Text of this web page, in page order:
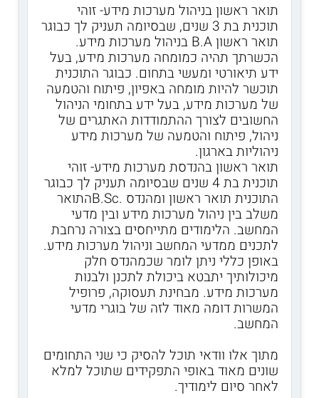
תואר ראשון בניהול מערכות מידע- זוהי
תוכנית בת 3 שנים, שבסיומה תעניק לך כבוגר
תואר ראשון B.A בניהול מערכות מידע.
הכשרתך תהיה כמומחה מערכות מידע, בעל
ידע תיאורטי ומעשי בתחום. כבוגר התוכנית
תוכשר להיות מומחה באפיון, פיתוח והטמעה
של מערכות מידע, בעל ידע בתחומי הניהול
החשובים לצורך ההתמודדות האתגרים של
ניהול, פיתוח והטמעה של מערכות מידע
ניהוליות בארגון.
תואר ראשון בהנדסת מערכות מידע- זוהי
תוכנית בת 4 שנים שבסיומה תעניק לך כבוגר
התוכנית תואר ראשון ומהנדס .B.Scהתואר
משלב בין ניהול מערכות מידע ובין מדעי
המחשב. הלימודים מתייחסים בצורה נרחבת
לתכנים ממדעי המחשב וניהול מערכות מידע.
באופן כללי ניתן לומר שכמהנדס חלק
מיכולותיך יתבטא ביכולת לתכנן ולבנות
מערכות מידע. מבחינת תעסוקה, פרופיל
המשרות דומה מאוד לזה של בוגרי מדעי
המחשב.
מתוך אלו וודאי תוכל להסיק כי שני התחומים
שונים מאוד באופי התפקידים שתוכל למלא
לאחר סיום לימודיך.